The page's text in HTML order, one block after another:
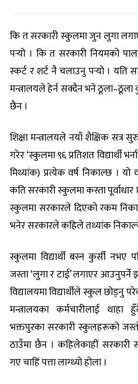
कि त सरकारी स्कुलमा जुन लुगा
पर्‍यो । कि त सरकारी नियमको
स्कर्ट र शर्ट नै चलाउनु पर्‍यो । यति
मन्त्रालयले हेर्न सक्दैन भने
छैन ।
शिक्षा मन्त्रालयले नयाँ शैक्षिक
गरेर ‘स्कुलमा ९६ प्रतिशत विद्यार्थी
मिथ्यांक) प्रत्येक वर्ष निकाल्छ । यो
कति सरकारी स्कुलमा कस्ता
स्कुलमा सरकारले दिएको रकम
भनेर सरकारले कहिले तथ्यांक
स्कुलमा विद्यार्थी बस्न कुर्सी नभए
जस्ता ‘लुगा र टाई’ लगाएर
विद्यालयमा विद्यार्थीले स्कुल छोड्नु
मन्त्रालयका कर्मचारीलाई
भक्तपुरका सरकारी स्कुलहरूको
ठाउँमा छैन । कहिलेकाहीं
गए चाहिं पत्ता लाग्थ्यो होला ।